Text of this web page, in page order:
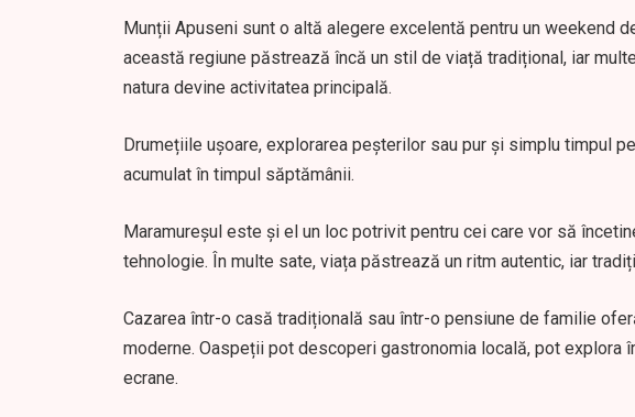
Munții Apuseni sunt o altă alegere excelentă pentru un weekend
această regiune păstrează încă un stil de viață tradițional, iar
natura devine activitatea principală.
Drumețiile ușoare, explorarea peșterilor sau pur și simplu timpul
acumulat în timpul săptămânii.
Maramureșul este și el un loc potrivit pentru cei care vor să
tehnologie. În multe sate, viața păstrează un ritm autentic, iar
Cazarea într-o casă tradițională sau într-o pensiune de familie
moderne. Oaspeții pot descoperi gastronomia locală, pot explora
ecrane.